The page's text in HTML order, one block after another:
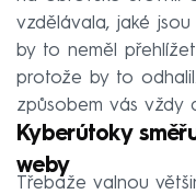
vzdělávala, jaké
by to neměl
protože by to
způsobem vás vždy
Kyberútoky
weby
Třebaže valnou